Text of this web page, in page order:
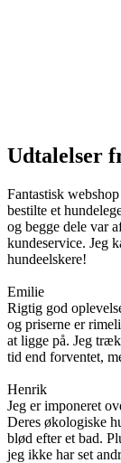
Udtalelser
Fantastisk
bestilte et
og begge dele var
kundeservice. Jeg
hundeelskere!
Emilie
Rigtig god
og priserne er
at ligge på. Jeg
tid end forventet,
Henrik
Jeg er imponeret
Deres økologiske
blød efter et bad.
jeg ikke har set